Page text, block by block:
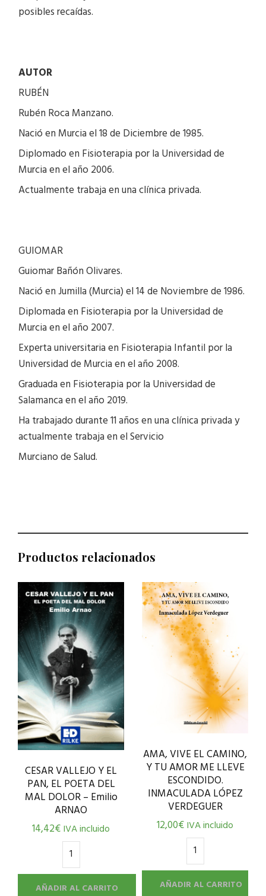
posibles recaídas.
AUTOR
RUBÉN
Rubén Roca Manzano.
Nació en Murcia el 18 de Diciembre de 1985.
Diplomado en Fisioterapia por la Universidad de
Murcia en el año 2006.
Actualmente trabaja en una clínica privada.
GUIOMAR
Guiomar Bañón Olivares.
Nació en Jumilla (Murcia) el 14 de Noviembre de 1986.
Diplomada en Fisioterapia por la Universidad de
Murcia en el año 2007.
Experta universitaria en Fisioterapia Infantil por la
Universidad de Murcia en el año 2008.
Graduada en Fisioterapia por la Universidad de
Salamanca en el año 2019.
Ha trabajado durante 11 años en una clínica privada y
actualmente trabaja en el Servicio
Murciano de Salud.
Productos relacionados
CESAR VALLEJO Y EL
PAN, EL POETA DEL
MAL DOLOR – Emilio
ARNAO
14,42€IVA incluido
AÑADIR AL CARRITO
AMA, VIVE EL CAMINO,
Y TU AMOR ME LLEVE
ESCONDIDO.
INMACULADA LÓPEZ
VERDEGUER
12,00€IVA incluido
AÑADIR AL CARRITO